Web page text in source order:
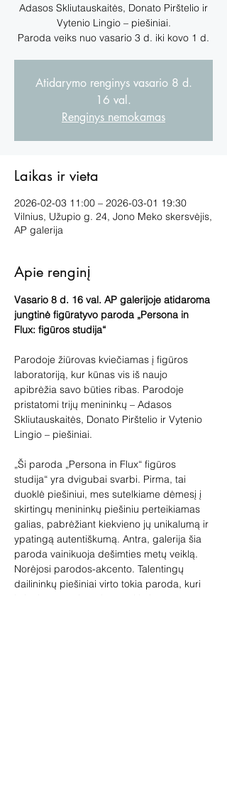
Adasos Skliutauskaitės, Donato Pirštelio ir
Vytenio Lingio – piešiniai.
Paroda veiks nuo vasario 3 d. iki kovo 1 d.
Atidarymo renginys vasario 8 d.
16 val.
Renginys nemokamas
Laikas ir vieta
2026-02-03 11:00 – 2026-03-01 19:30
Vilnius, Užupio g. 24, Jono Meko skersvėjis,
AP galerija
Apie renginį
Vasario 8 d. 16 val. AP galerijoje atidaroma
jungtinė figūratyvo paroda „Persona in
Flux: figūros studija“
Parodoje žiūrovas kviečiamas į figūros
laboratoriją, kur kūnas vis iš naujo
apibrėžia savo būties ribas. Parodoje
pristatomi trijų menininkų – Adasos
Skliutauskaitės, Donato Pirštelio ir Vytenio
Lingio – piešiniai.
„Ši paroda „Persona in Flux“ figūros
studija“ yra dvigubai svarbi. Pirma, tai
duoklė piešiniui, mes sutelkiame dėmesį į
skirtingų menininkų piešiniu perteikiamas
galias, pabrėžiant kiekvieno jų unikalumą ir
ypatingą autentiškumą. Antra, galerija šia
paroda vainikuoja dešimties metų veiklą.
Norėjosi parodos-akcento. Talentingų
dailininkų piešiniai virto tokia paroda, kuri